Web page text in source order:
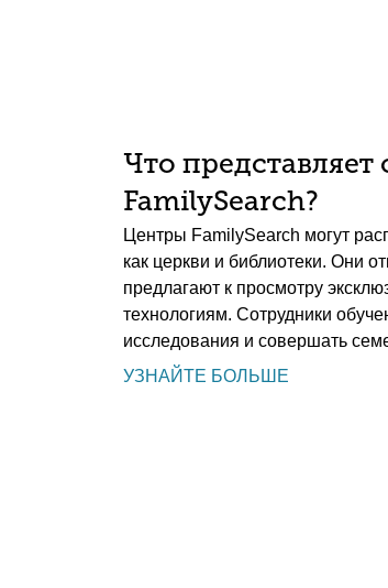
Что представляет
FamilySearch?
Центры FamilySearch могут
как церкви и библиотеки. Они
предлагают к просмотру
технологиям. Сотрудники
исследования и совершать
УЗНАЙТЕ БОЛЬШЕ